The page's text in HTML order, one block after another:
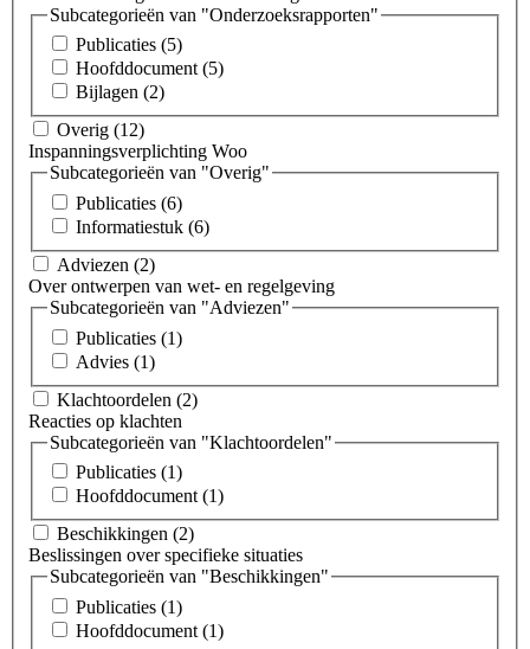
Subcategorieën van "Onderzoeksrapporten"
Publicaties (5)
Hoofddocument (5)
Bijlagen (2)
Overig (12)
Inspanningsverplichting Woo
Subcategorieën van "Overig"
Publicaties (6)
Informatiestuk (6)
Adviezen (2)
Over ontwerpen van wet- en regelgeving
Subcategorieën van "Adviezen"
Publicaties (1)
Advies (1)
Klachtoordelen (2)
Reacties op klachten
Subcategorieën van "Klachtoordelen"
Publicaties (1)
Hoofddocument (1)
Beschikkingen (2)
Beslissingen over specifieke situaties
Subcategorieën van "Beschikkingen"
Publicaties (1)
Hoofddocument (1)